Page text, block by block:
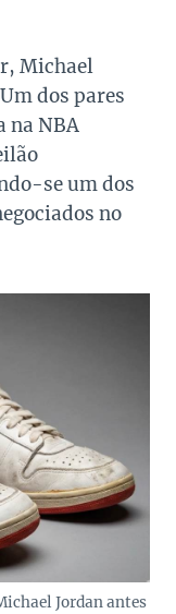
Michael
dos pares
na NBA
se um dos
no
Jordan antes